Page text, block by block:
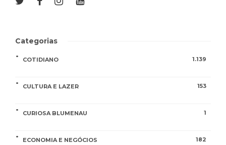
Categorias
COTIDIANO 1.139
CULTURA E LAZER 153
CURIOSA BLUMENAU 1
ECONOMIA E NEGÓCIOS 182